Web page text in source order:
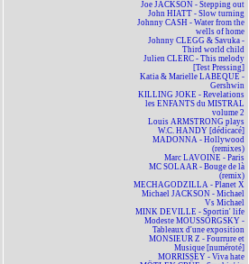
Joe JACKSON - Stepping out
John HIATT - Slow turning
Johnny CASH - Water from the
wells of home
Johnny CLEGG & Savuka -
Third world child
Julien CLERC - This melody
[Test Pressing]
Katia & Marielle LABEQUE -
Gershwin
KILLING JOKE - Revelations
les ENFANTS du MISTRAL
volume 2
Louis ARMSTRONG plays
W.C. HANDY [dédicacé]
MADONNA - Hollywood
(remixes)
Marc LAVOINE - Paris
MC SOLAAR - Bouge de là
(remix)
MECHAGODZILLA - Planet X
Michael JACKSON - Michael
Vs Michael
MINK DEVILLE - Sportin' life
Modeste MOUSSORGSKY -
Tableaux d'une exposition
MONSIEUR Z - Fourrure et
Musique [numéroté]
MORRISSEY - Viva hate